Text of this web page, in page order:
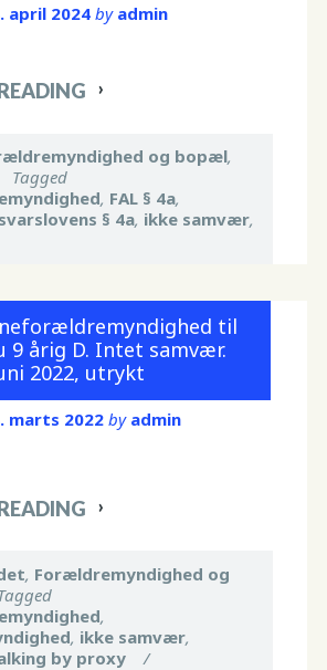
april 2024 by admin
og bopæl,
Tagged
, FAL § 4a,
§ 4a, ikke samvær,
til
9 årig D. Intet samvær.
2022, utrykt
marts 2022 by admin
, Forældremyndighed og
,
, ikke samvær,
by proxy /